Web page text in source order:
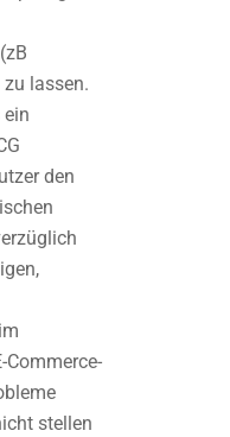
lassen.
den
Commerce-
stellen